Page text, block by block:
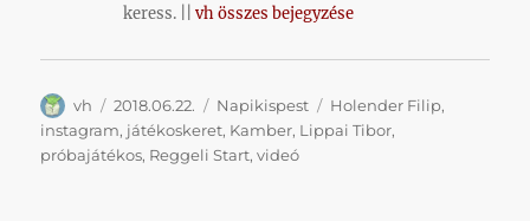
keress. ||vh összes bejegyzése
Szerző
vh Közzétéve
2018.06.22. Kategória
Napikispest Címke
Holender Filip,
instagram, játékoskeret, Kamber, Lippai Tibor,
próbajátékos, Reggeli Start,videó